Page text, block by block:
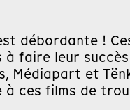
débordante !
faire leur
Médiapart et
ces films de